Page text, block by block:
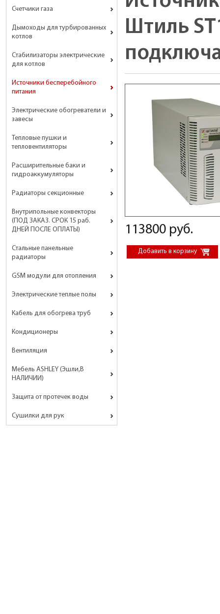
Счетчики газа
Дымоходы для турбированных
котлов
Стабилизаторы электрические
для котлов
Источники бесперебойного
питания
Электрические обогреватели и
завесы
Тепловые пушки и
тепловентиляторы
Расширительные баки и
гидроаккумуляторы
Радиаторы секционные
Внутрипольные конвекторы
(ПОД ЗАКАЗ. СРОК 15 раб.
ДНЕЙ ПОСЛЕ ОПЛАТЫ)
Стальные панельные
радиаторы
GSM модули для отопления
Электрические теплые полы
Кабель для обогрева труб
Кондиционеры
Вентиляция
Мебель ASHLEY (Эшли,В
НАЛИЧИИ)
Защита от протечек воды
Сушилки для рук
Штиль
113800 руб.